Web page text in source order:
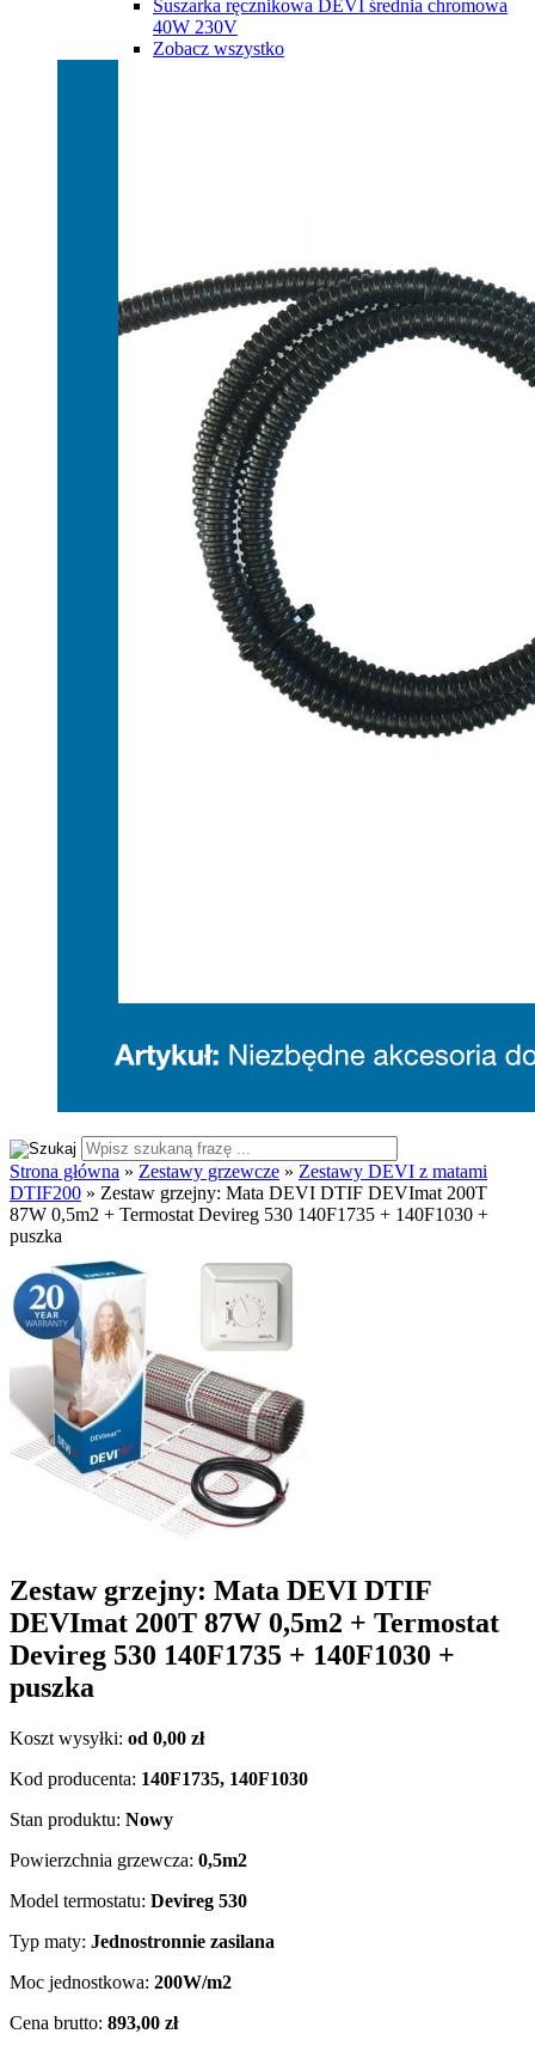
Suszarka ręcznikowa DEVI średnia chromowa
40W 230V
Zobacz wszystko
Strona główna » Zestawy grzewcze » Zestawy DEVI z matami
DTIF200 » Zestaw grzejny: Mata DEVI DTIF DEVImat 200T
87W 0,5m2 + Termostat Devireg 530 140F1735 + 140F1030 +
puszka
Zestaw grzejny: Mata DEVI DTIF
DEVImat 200T 87W 0,5m2 + Termostat
Devireg 530 140F1735 + 140F1030 +
puszka
Koszt wysyłki: od 0,00 zł
Kod producenta: 140F1735, 140F1030
Stan produktu: Nowy
Powierzchnia grzewcza: 0,5m2
Model termostatu: Devireg 530
Typ maty: Jednostronnie zasilana
Moc jednostkowa: 200W/m2
Cena brutto: 893,00 zł